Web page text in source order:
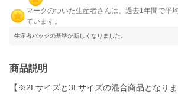
マークのついた生産者さんは、過去1年間で平
ています。
生産者バッジの基準が新しくなりました。
商品説明
【※2Lサイズと3Lサイズの混合商品となりま